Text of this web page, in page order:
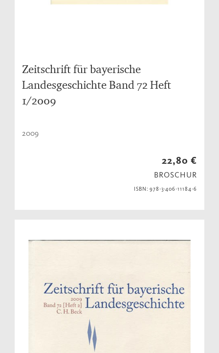
Zeitschrift für bayerische
Landesgeschichte Band 72 Heft
1/2009
2009
22,80 €
BROSCHUR
ISBN: 978-3-406-11184-6